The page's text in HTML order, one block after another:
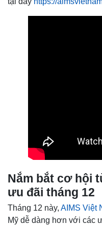
Nắm bắt cơ hội
ưu đãi tháng 12
Tháng 12 này, AIMS Việt
Mỹ dễ dàng hơn với các